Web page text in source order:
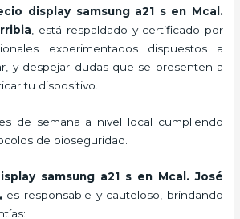
display samsung a21 sen Mcal.
, está respaldado y certificado por
experimentados dispuestos a
y despejar dudas que se presenten a
tu dispositivo.
de semana a nivel local cumpliendo
de bioseguridad.
samsung a21 s en Mcal. José
es responsable y cauteloso, brindando